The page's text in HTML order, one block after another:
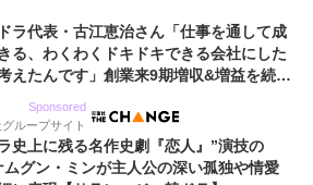
ラ代表・古江恵治さん「仕事を通して成
る、わくわくドキドキできる会社にした
えたんです」創業来9期増収&増益を続け
Sponsored
ループサイト
史上に残る名作史劇『恋人』”演技の
ムグン・ミンが主人公の深い孤独や情愛